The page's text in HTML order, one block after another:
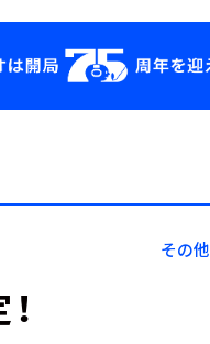
YouTube
その他